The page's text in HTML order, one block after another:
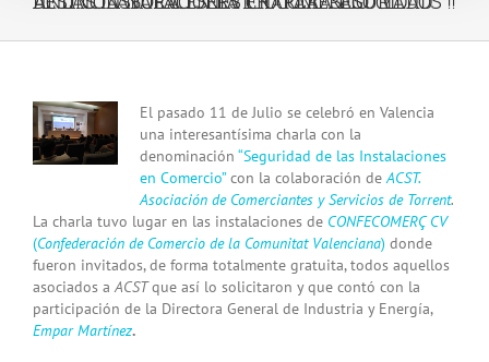
View
Larger
Image
El pasado 11 de Julio se celebró en Valencia
una interesantísima charla con la
denominación “Seguridad de las Instalaciones
en Comercio”con la colaboración de ACST.
Asociación de Comerciantes y Servicios de Torrent.
La charla tuvo lugar en las instalaciones de CONFECOMERÇ CV
(Confederación de Comercio de la Comunitat Valenciana) donde
fueron invitados, de forma totalmente gratuita, todos aquellos
asociados a ACSTque así lo solicitaron y que contó con la
participación de la Directora General de Industria y Energía,
Empar Martínez.